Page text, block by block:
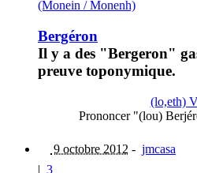
(Monein / Monenh)
Bergéron
Il y a des "Bergeron"
preuve toponymique.
(lo,eth)
Prononcer "(lou)
9 octobre 2012 - jmcasa
| 3